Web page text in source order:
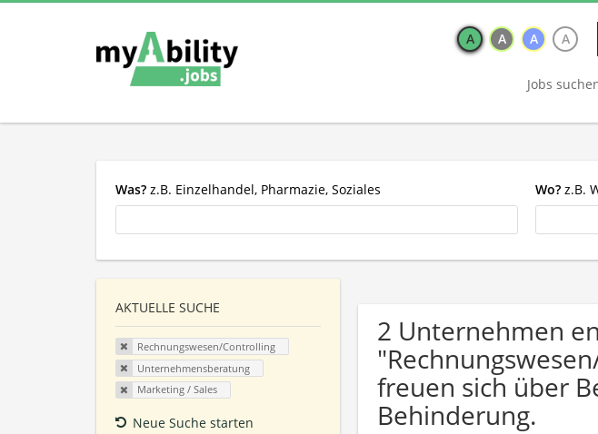
A A A A
Jobs
Was? z.B. Einzelhandel, Pharmazie, Soziales Wo? z.B.
AKTUELLE SUCHE
Rechnungswesen/Controlling
Unternehmensberatung
Marketing / Sales
Neue Suche starten
2 Unternehmen
freuen sich über
Behinderung.